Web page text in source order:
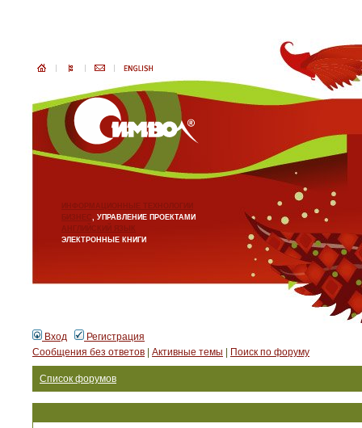
ИНФОРМАЦИОННЫЕ ТЕХНОЛОГИИ
БИЗНЕС, УПРАВЛЕНИЕ ПРОЕКТАМИ
АНГЛИЙСКИЙ ЯЗЫК
ЭЛЕКТРОННЫЕ КНИГИ
Вход
Регистрация
Сообщения без ответов
Активные темы Поиск по форуму
Список форумов